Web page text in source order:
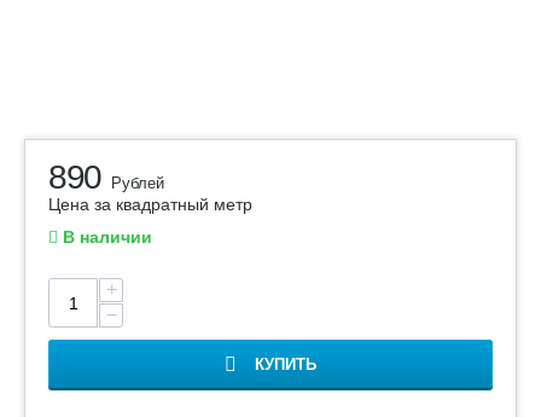
890 Рублей
Цена за квадратный метр
В наличии
+
−
КУПИТЬ